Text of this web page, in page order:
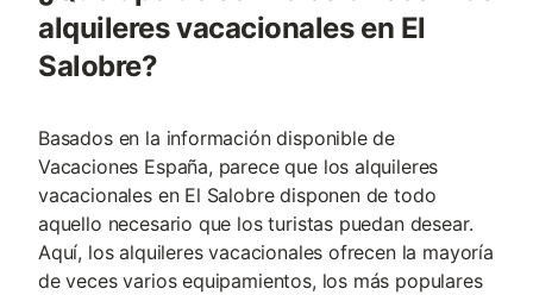
alquileres vacacionales en El
Salobre?
Basados en la información disponible de
Vacaciones España, parece que los alquileres
vacacionales en El Salobre disponen de todo
aquello necesario que los turistas puedan desear.
Aquí, los alquileres vacacionales ofrecen la mayoría
de veces varios equipamientos, los más populares